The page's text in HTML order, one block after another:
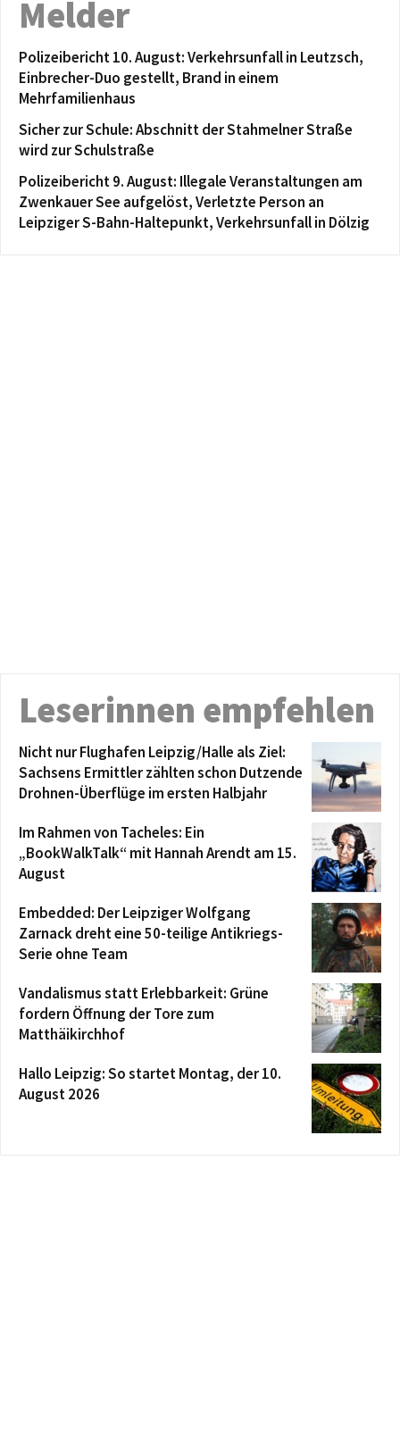
Melder
Polizeibericht 10. August: Verkehrsunfall in Leutzsch,
Einbrecher-Duo gestellt, Brand in einem
Mehrfamilienhaus
Sicher zur Schule: Abschnitt der Stahmelner Straße
wird zur Schulstraße
Polizeibericht 9. August: Illegale Veranstaltungen am
Zwenkauer See aufgelöst, Verletzte Person an
Leipziger S-Bahn-Haltepunkt, Verkehrsunfall in Dölzig
Leserinnen empfehlen
Nicht nur Flughafen Leipzig/Halle als Ziel:
Sachsens Ermittler zählten schon Dutzende
Drohnen-Überflüge im ersten Halbjahr
Im Rahmen von Tacheles: Ein
„BookWalkTalk“ mit Hannah Arendt am 15.
August
Embedded: Der Leipziger Wolfgang
Zarnack dreht eine 50-teilige Antikriegs-
Serie ohne Team
Vandalismus statt Erlebbarkeit: Grüne
fordern Öffnung der Tore zum
Matthäikirchhof
Hallo Leipzig: So startet Montag, der 10.
August 2026